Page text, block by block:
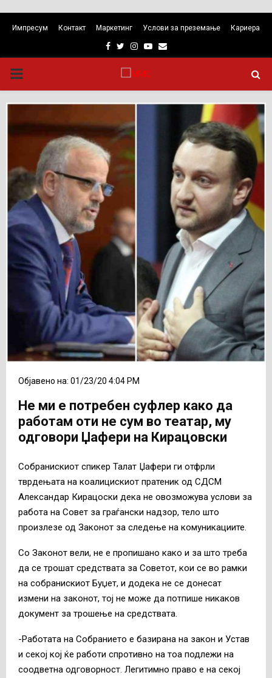
Импресум Контакт Маркетинг Услови за преземање Кариера
Facebook
TwitterInstagram
Youtube
Email
PRIMARY
MENU
Објавено на: 01/23/20 4:04 PM
Не ми е потребен суфлер како да
работам оти не сум во театар, му
одговори Џафери на Кирацовски
Собранискиот спикер Талат Џафери ги отфрли
тврдењата на коалицискиот пратеник од СДСМ
Александар Кирацоски дека не овозможува услови за
работа на Совет за граѓански надзор, тело што
произлезе од Законот за следење на комуникациите.
Со Законот вели, не е пропишано како и за што треба
да се трошат средствата за Советот, кои се во рамки
на собранискиот Буџет, и додека не се донесат
измени на законот, тој не може да потпише никаков
документ за трошење на средствата.
-Работата на Собранието е базирана на закон и Устав
и секој кој ќе работи спротивно на тоа подлежи на
соодветна одговорност. Легитимно право е на секој